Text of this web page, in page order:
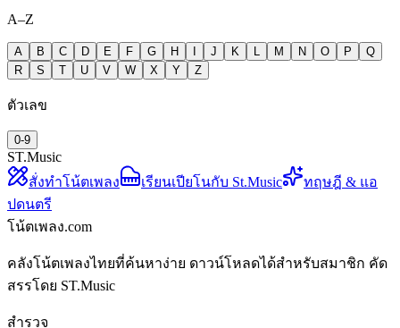
A–Z
A B C D E F G H J K M N O P
Q
R
S T U V W X Y Z
ตัวเลข
0-9
ST.Music
สั่งทำโน้ตเพลง
เรียนเปียโนกับ St.Music
ทฤษฎี & แอ
ปดนตรี
โน้ตเพลง.com
คลังโน้ตเพลงไทยที่ค้นหาง่าย ดาวน์โหลดได้สำหรับสมาชิก คัด
สรรโดย ST.Music
สำรวจ